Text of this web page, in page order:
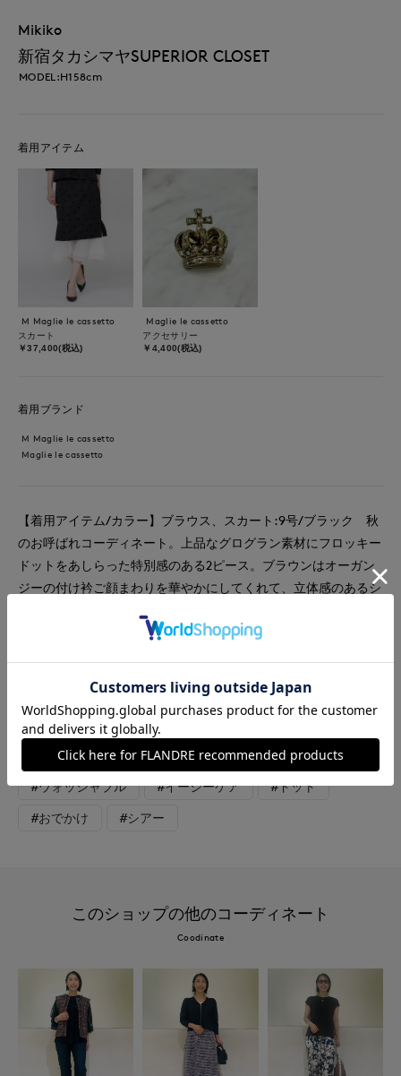
Mikiko
新宿タカシマヤSUPERIOR CLOSET
MODEL:H158cm
着用アイテム
M Maglie le cassetto
スカート
￥37,400(税込)
Maglie le cassetto
アクセサリー
￥4,400(税込)
着用ブランド
M Maglie le cassetto
Maglie le cassetto
【着用アイテム/カラー】ブラウス、スカート:9号/ブラック 秋
のお呼ばれコーディネート。上品なグログラン素材にフロッキー
ドットをあしらった特別感のある2ピース。ブラウンはオーガン
ジーの付け衿ご顔まわりを華やかにしてくれて、立体感のあるシ
ルエット。オーガンジーをドッキングしており、裾周りに動きが
#スカート #ブラウス #セットアップ
#女子会 #デート #食事会 #ブライダル
#ウォッシャブル #イージーケア #ドット
#おでかけ #シアー
このショップの他のコーディネート
Coodinate